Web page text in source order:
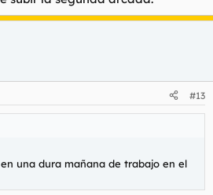
#13
una dura mañana de trabajo en el